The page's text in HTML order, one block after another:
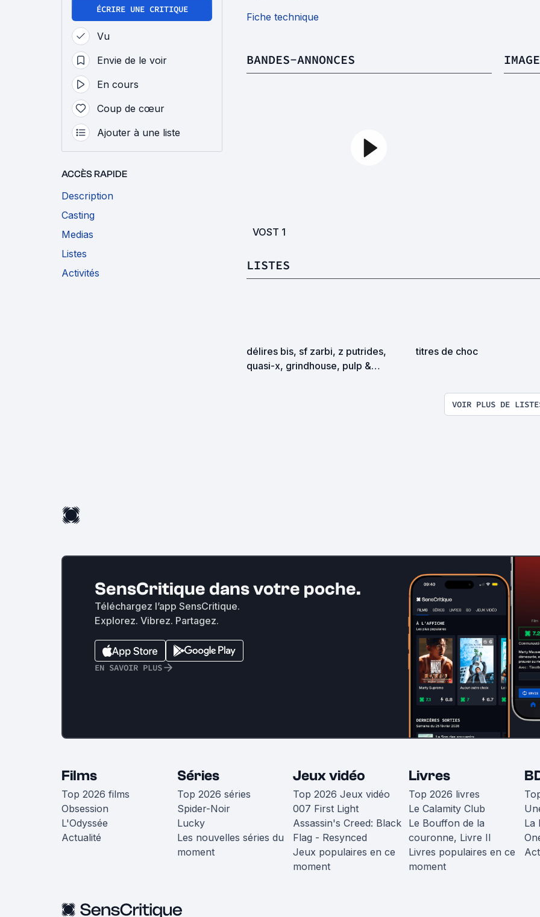
ÉCRIRE UNE CRITIQUE
Vu
Envie de le voir
En cours
Coup de cœur
Ajouter à une liste
ACCÈS RAPIDE
Description
Casting
Medias
Listes
Activités
Fiche technique
BANDES-ANNONCES
VOST 1
LISTES
délires bis, sf zarbi, z putrides,
quasi-x, grindhouse, pulp &
titres de choc
VOIR PLUS DE
SensCritique dans votre poche.
Téléchargez l’app SensCritique.
Explorez. Vibrez. Partagez.
EN SAVOIR PLUS
Films
Top 2026 films
Obsession
L'Odyssée
Actualité
Séries
Top 2026 séries
Spider-Noir
Lucky
Les nouvelles séries du
moment
Jeux vidéo
Top 2026 Jeux vidéo
007 First Light
Assassin's Creed: Black
Flag - Resynced
Jeux populaires en ce
moment
Livres
Top 2026 livres
Le Calamity Club
Le Bouffon de la
couronne, Livre II
Livres populaires en ce
moment
La